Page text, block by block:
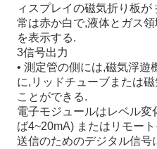
ィスプレイの磁気折り板
常は赤か白で,液体とガス
を表示する.
3信号出力
• 測定管の側には,磁気浮遊
に,リッドチューブまたは
ことができる.
電子モジュールはレベル変
ば4~20mA) またはリモー
送信のためのデジタル信号